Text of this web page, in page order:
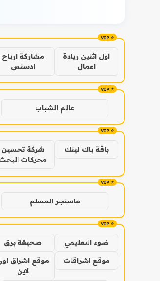
اول اثنين ريادة
اعمال
مشاركة ارباح
ادسنس
عالم الشباب
باقة باك لينك
شركة تحسين
محركات البحث
ماسنجر المسلم
ضوء التعليمي صحيفة برق
موقع اشراقات
موقع اشراق
لاين